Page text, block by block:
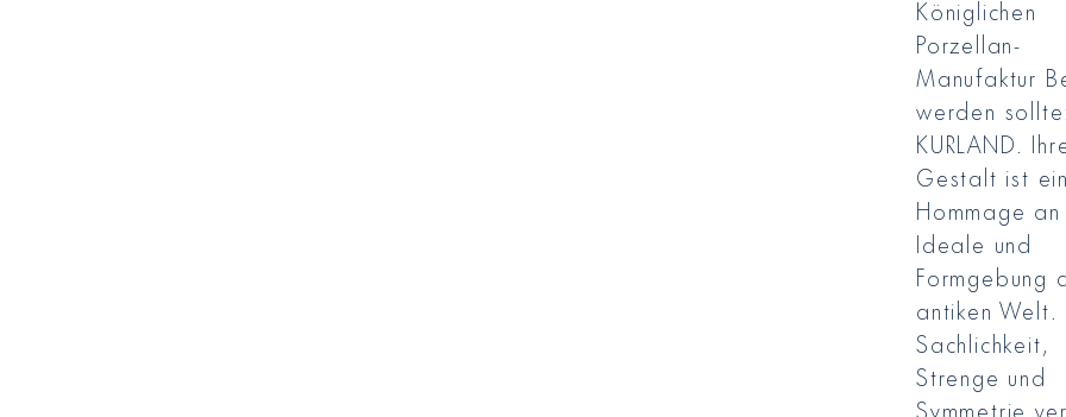
Königlichen
Porzellan-
Manufaktur
werden sollte:
KURLAND.
Gestalt ist
Hommage
Ideale und
Formgebung
antiken Welt.
Sachlichkeit,
Strenge und
Symmetrie